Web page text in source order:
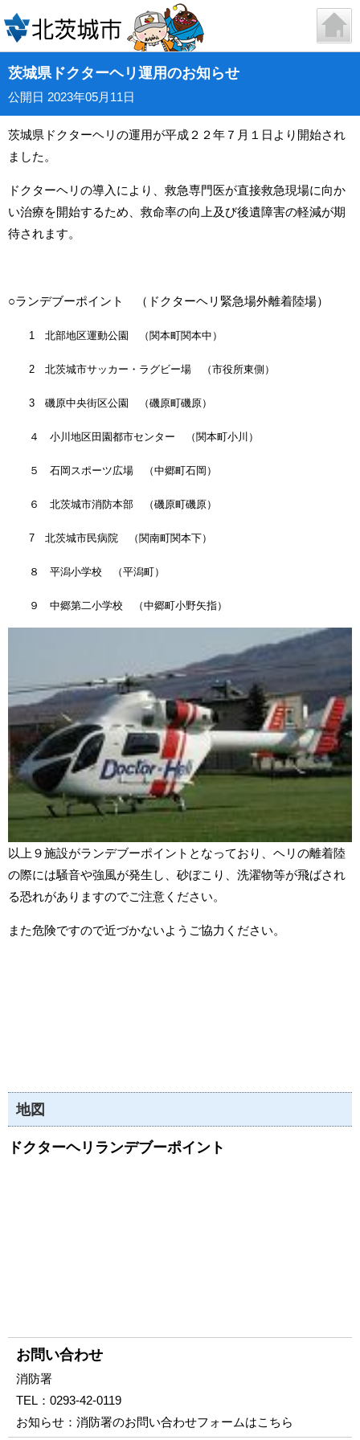
茨城県ドクターヘリ運用のお知らせ
公開日 2023年05月11日
茨城県ドクターヘリの運用が平成２２年７月１日より開始され
ました。
ドクターヘリの導入により、救急専門医が直接救急現場に向か
い治療を開始するため、救命率の向上及び後遺障害の軽減が期
待されます。
○ランデブーポイント （ドクターヘリ緊急場外離着陸場）
1 北部地区運動公園 （関本町関本中）
2 北茨城市サッカー・ラグビー場 （市役所東側）
3 磯原中央街区公園 （磯原町磯原）
４ 小川地区田園都市センター （関本町小川）
５ 石岡スポーツ広場 （中郷町石岡）
６ 北茨城市消防本部 （磯原町磯原）
7 北茨城市民病院 （関南町関本下）
８ 平潟小学校 （平潟町）
９ 中郷第二小学校 （中郷町小野矢指）
以上９施設がランデブーポイントとなっており、ヘリの離着陸
の際には騒音や強風が発生し、砂ぼこり、洗濯物等が飛ばされ
る恐れがありますのでご注意ください。
また危険ですので近づかないようご協力ください。
地図
ドクターヘリランデブーポイント
お問い合わせ
消防署
TEL： 0293-42-0119
お知らせ： 消防署のお問い合わせフォームはこちら